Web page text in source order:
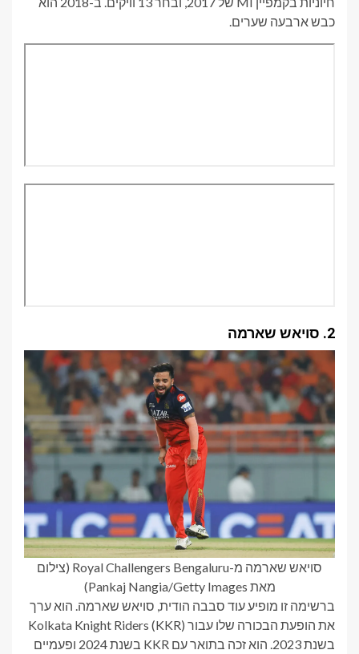
כבש ארבעה שערים.
2. סויאש שארמה
סויאש שארמה מ-Royal Challengers Bengaluru (צילום
מאת Pankaj Nangia/Getty Images)
ברשימה זו מופיע עוד סבבה הודית, סויאש שארמה. הוא ערך
את הופעת הבכורה שלו עבור Kolkata Knight Riders (KKR)
בשנת 2023. הוא זכה בתואר עם KKR בשנת 2024 ופעמיים